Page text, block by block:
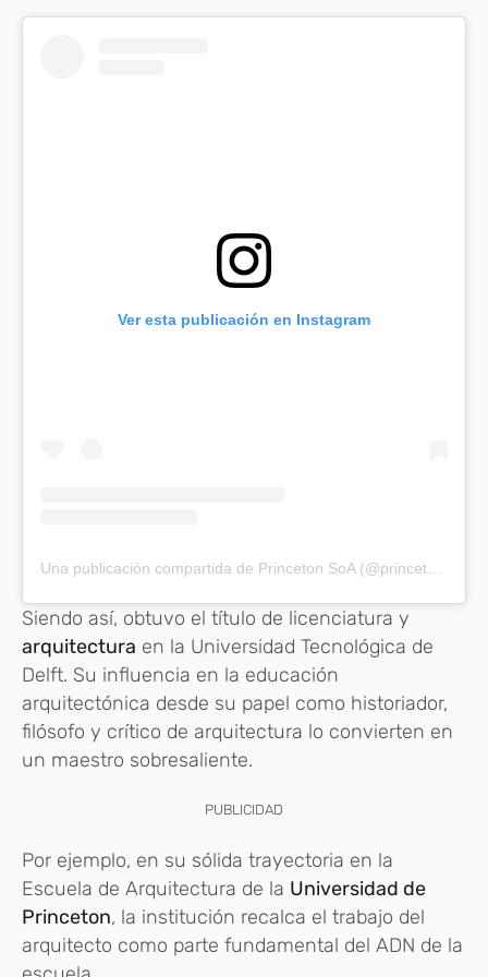
Ver esta publicación en Instagram
Siendo así, obtuvo el título de licenciatura y
arquitectura en la Universidad Tecnológica de
Delft. Su influencia en la educación
arquitectónica desde su papel como historiador,
filósofo y crítico de arquitectura lo convierten en
un maestro sobresaliente.
PUBLICIDAD
Por ejemplo, en su sólida trayectoria en la
Escuela de Arquitectura de la Universidad de
Princeton, la institución recalca el trabajo del
arquitecto como parte fundamental del ADN de la